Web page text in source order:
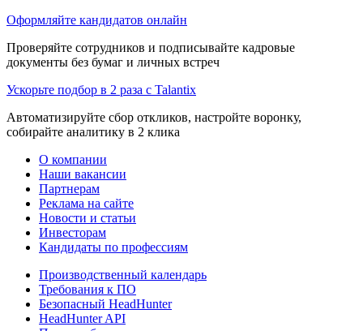
Оформляйте кандидатов онлайн
Проверяйте сотрудников и подписывайте кадровые
документы без бумаг и личных встреч
Ускорьте подбор в 2 раза с Talantix
Автоматизируйте сбор откликов, настройте воронку,
собирайте аналитику в 2 клика
О компании
Наши вакансии
Партнерам
Реклама на сайте
Новости и статьи
Инвесторам
Кандидаты по профессиям
Производственный календарь
Требования к ПО
Безопасный HeadHunter
HeadHunter API